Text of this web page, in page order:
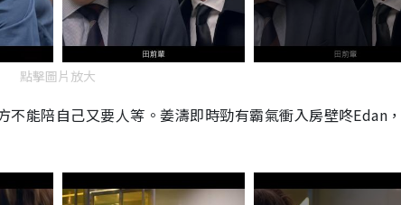
點擊圖片放大
能陪自己又要人等。姜濤即時勁有霸氣衝入房壁咚Edan